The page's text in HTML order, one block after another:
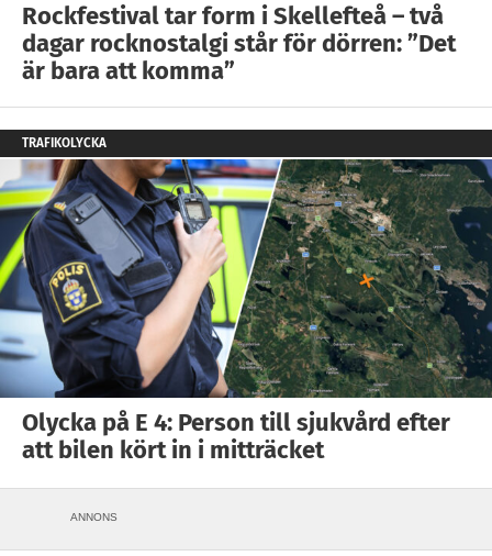
Rockfestival tar form i Skellefteå – två
dagar rocknostalgi står för dörren: ”Det
är bara att komma”
TRAFIKOLYCKA
Olycka på E 4: Person till sjukvård efter
att bilen kört in i mitträcket
ANNONS